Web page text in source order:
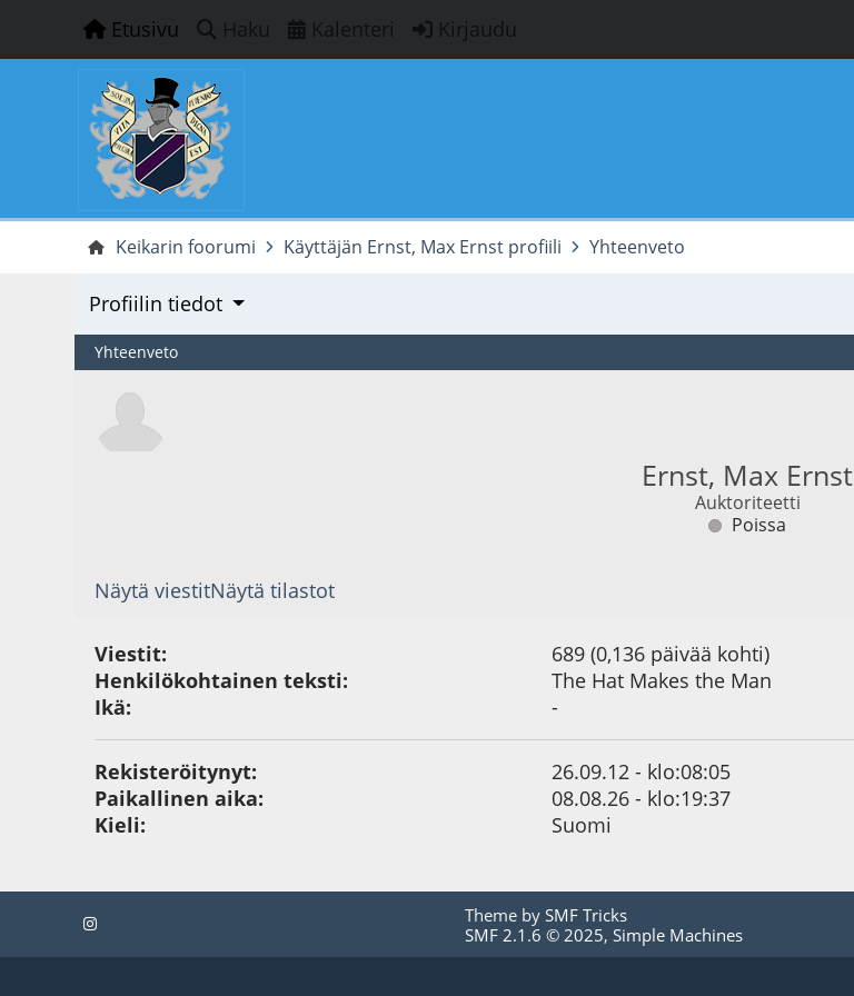
Etusivu Haku Kalenteri Kirjaudu
Keikarin foorumi Käyttäjän Ernst, Max Ernst profiili Yhteenveto
Profiilin tiedot
Yhteenveto
Ernst, Max Ernst
Auktoriteetti
Poissa
Näytä viestitNäytä tilastot
Viestit:
689 (0,136 päivää kohti)
Henkilökohtainen teksti:
The Hat Makes the Man
Ikä:
-
Rekisteröitynyt:
26.09.12 - klo:08:05
Paikallinen aika:
08.08.26 - klo:19:37
Kieli:
Suomi
Theme by SMF Tricks
SMF 2.1.6 © 2025, Simple Machines